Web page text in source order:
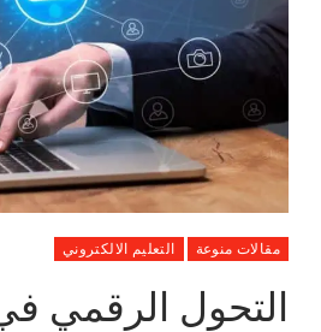
مقالات منوعة التعليم الالكتروني
التحول الرقمي